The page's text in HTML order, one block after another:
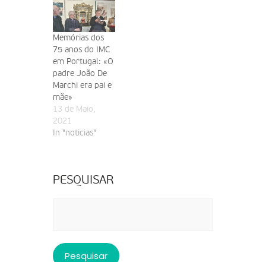
Memórias dos
75 anos do IMC
em Portugal: «O
padre João De
Marchi era pai e
mãe»
13 de Maio,
2021
In "noticias"
PESQUISAR